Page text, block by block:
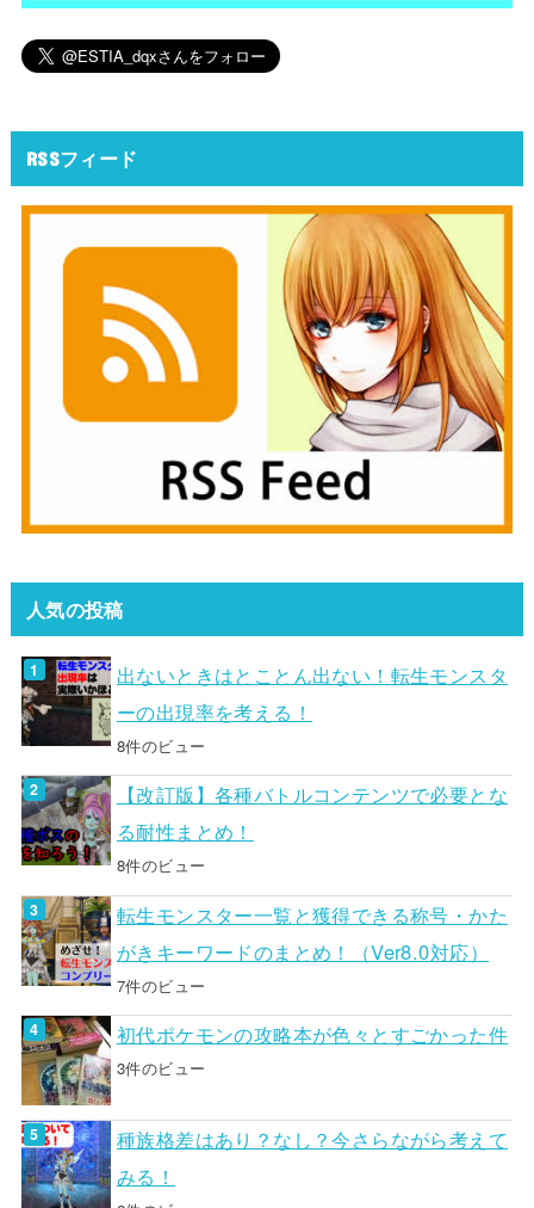
RSSフィード
人気の投稿
出ないときはとことん出ない！転生モンスタ
ーの出現率を考える！
8件のビュー
【改訂版】各種バトルコンテンツで必要とな
る耐性まとめ！
8件のビュー
転生モンスター一覧と獲得できる称号・かた
がきキーワードのまとめ！（Ver8.0対応）
7件のビュー
初代ポケモンの攻略本が色々とすごかった件
3件のビュー
種族格差はあり？なし？今さらながら考えて
みる！